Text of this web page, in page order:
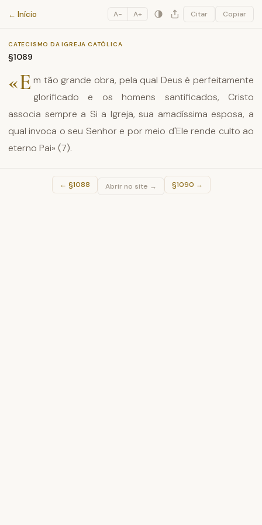
Catecismo da Igreja Católica
← Início A− A+ Citar Copiar
CATECISMO DA IGREJA CATÓLICA
§1089
«E m tão grande obra, pela qual Deus é perfeitamente
glorificado e os homens santificados, Cristo
associa sempre a Si a Igreja, sua amadíssima esposa, a
qual invoca o seu Senhor e por meio d'Ele rende culto ao
eterno Pai» (7).
← §1088 Abrir no site → §1090 →